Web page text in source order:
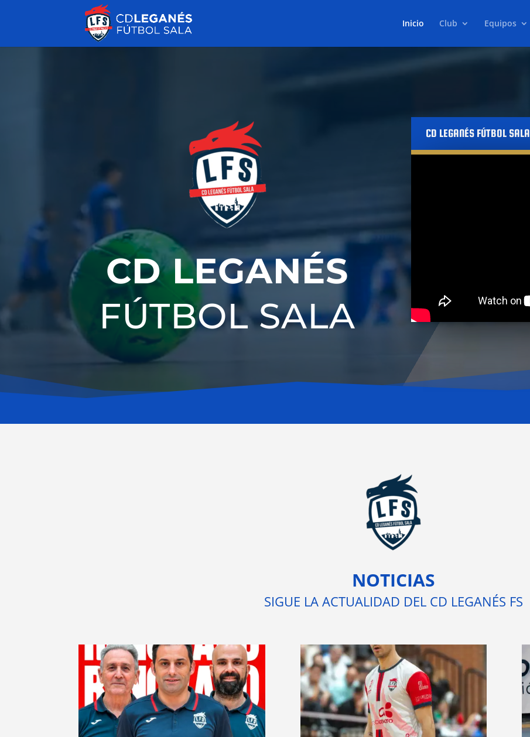
Inicio Club Equipos
CD LEGANÉS
FÚTBOL SALA
CD LEGANÉS FÚTBOL SALA
NOTICIAS
SIGUE LA ACTUALIDAD DEL CD LEGANÉS FS